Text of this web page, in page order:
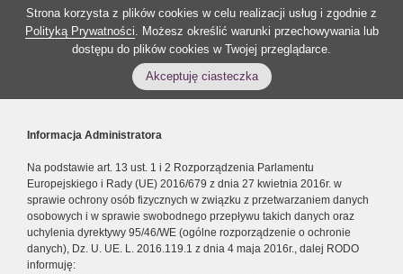
Strona korzysta z plików cookies w celu realizacji usług i zgodnie z
Polityką Prywatności. Możesz określić warunki przechowywania lub
dostępu do plików cookies w Twojej przeglądarce.
Akceptuję ciasteczka
Informacja Administratora
Na podstawie art. 13 ust. 1 i 2 Rozporządzenia Parlamentu
Europejskiego i Rady (UE) 2016/679 z dnia 27 kwietnia 2016r. w
sprawie ochrony osób fizycznych w związku z przetwarzaniem danych
osobowych i w sprawie swobodnego przepływu takich danych oraz
uchylenia dyrektywy 95/46/WE (ogólne rozporządzenie o ochronie
danych), Dz. U. UE. L. 2016.119.1 z dnia 4 maja 2016r., dalej RODO
informuję: